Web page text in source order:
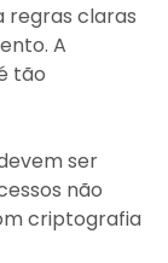
regras claras
A
tão
ser
não
criptografia